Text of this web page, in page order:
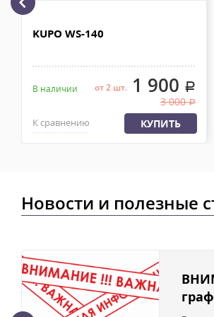
Доставка по Москве, МО и России -
Отправку заказа курьерской службой
в течении 2-4х рабочих дней с
KUPO WS-140
В наличии от 2 шт.1 900 .
3 000.
К сравнению КУПИТЬ
Новости и полезные